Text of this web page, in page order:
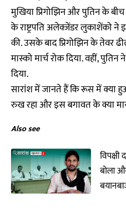
मुखिया प्रिगोझिन और पुतिन के
के राष्ट्रपति अलेक्जेंडर लुकाशेंको
की. उसके बाद प्रिगोझिन के तेवर
मास्को मार्च रोक दिया. वहीं,
दिया.
सारांश में जानते हैं कि रूस में क्या
रुख रहा और इस बगावत के क्या
Also see
बोला